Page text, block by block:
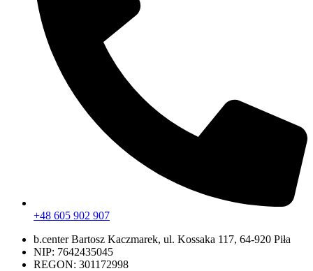
+48 605 902 907
b.center Bartosz Kaczmarek, ul. Kossaka 117, 64-920 Piła
NIP: 7642435045
REGON: 301172998